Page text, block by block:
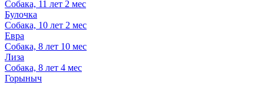
Собака, 11 лет 2 мес
Булочка
Собака, 10 лет 2 мес
Евра
Собака, 8 лет 10 мес
Лиза
Собака, 8 лет 4 мес
Горыныч